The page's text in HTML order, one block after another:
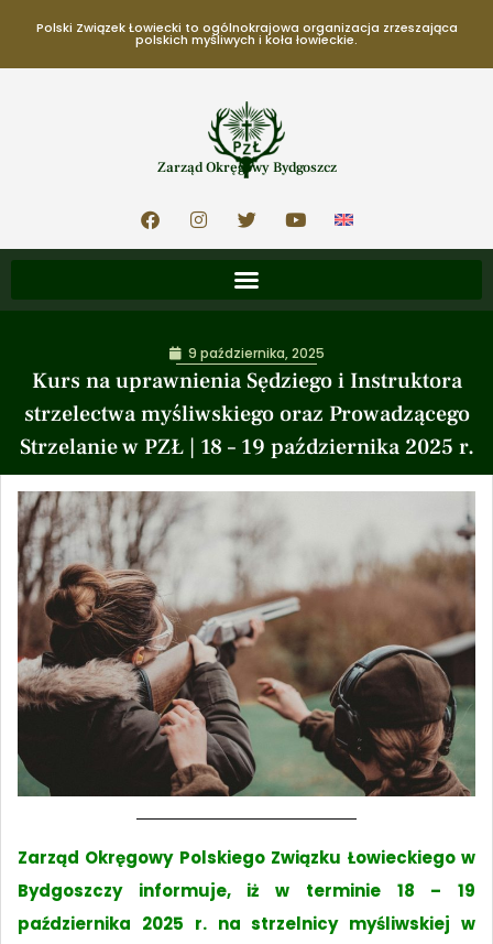
Polski Związek Łowiecki to ogólnokrajowa organizacja zrzeszająca
polskich myśliwych i koła łowieckie.
Zarząd Okręgowy Bydgoszcz
Kurs na uprawnienia Sędziego i Instruktora
strzelectwa myśliwskiego oraz Prowadzącego
Strzelanie w PZŁ | 18 – 19 października 2025 r.
9 października, 2025
Zarząd Okręgowy Polskiego Związku Łowieckiego w
Bydgoszczy informuje, iż w terminie 18 – 19
października 2025 r. na strzelnicy myśliwskiej w